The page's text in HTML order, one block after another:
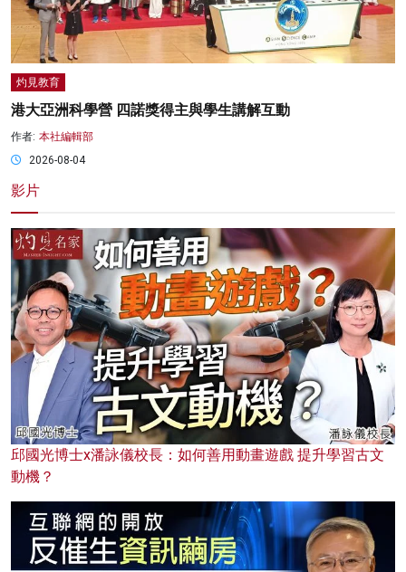
灼見教育
港大亞洲科學營 四諾獎得主與學生講解互動
作者: 本社編輯部
2026-08-04
影片
邱國光博士x潘詠儀校長：如何善用動畫遊戲 提升學習古文
動機？